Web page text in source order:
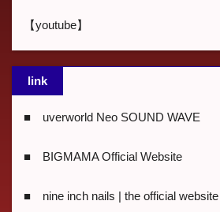
【youtube】
link
■ uverworld Neo SOUND WAVE
■ BIGMAMA Official Website
■ nine inch nails | the official website